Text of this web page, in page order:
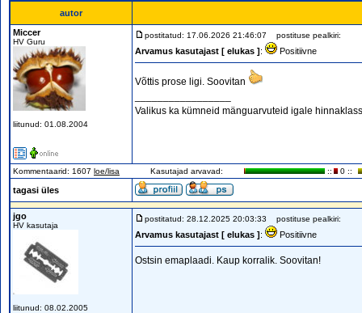
autor
Miccer
HV Guru
liitunud: 01.08.2004
postitatud: 17.06.2026 21:46:07 postituse pealkiri:
Arvamus kasutajast [ elukas ]: Positiivne
Võttis prose ligi. Soovitan
Valikus ka kümneid mänguarvuteid igale
Kommentaarid: 1607 loe/lisa Kasutajad arvavad: :: 0 ::
tagasi üles
jgo
HV kasutaja
liitunud: 08.02.2005
postitatud: 28.12.2025 20:03:33 postituse pealkiri:
Arvamus kasutajast [ elukas ]: Positiivne
Ostsin emaplaadi. Kaup korralik. Soovitan!